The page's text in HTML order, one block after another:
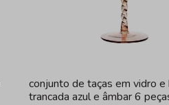
conjunto de taças em vidro e
trancada azul e âmbar 6